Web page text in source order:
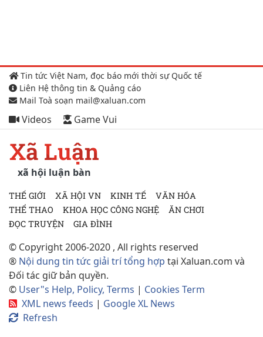
Tin tức Việt Nam, đọc báo mới thời sự Quốc tế
Liên Hệ thông tin & Quảng cáo
Mail Toà soạn mail@xaluan.com
Videos Game Vui
Xã Luận
xã hội luận bàn
THẾ GIỚI XÃ HỘI VN KINH TẾ
VĂN HÓA
THỂ THAO
KHOA HỌC CÔNG NGHỆ
ĂN CHƠI
ĐỌC TRUYỆN
GIA ĐÌNH
© Copyright 2006-2020 , All rights reserved
® Nội dung tin tức giải trí tổng hợp tại Xaluan.com và
Đối tác giữ bản quyền.
© User"s Help, Policy, Terms | Cookies Term
XML news feeds | Google XL News
Refresh